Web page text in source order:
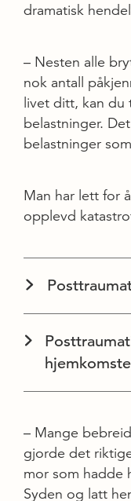
dramatisk
– Nesten alle
nok antall
livet ditt, kan du
belastninger.
belastninger
Man har lett for
opplevd
– Mange
gjorde det
mor som hadde
Syden og latt